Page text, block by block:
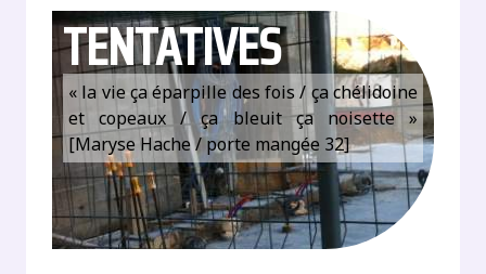
TENTATIVES
« la vie ça éparpille des fois / ça chélidoine
et copeaux / ça bleuit ça noisette »
[Maryse Hache / porte mangée 32]